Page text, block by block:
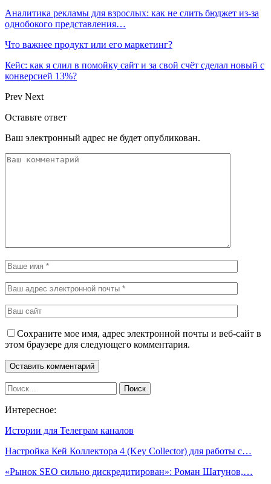
Аналитика рекламы для взрослых: как не слить бюджет из-за
однобокого представления…
Что важнее продукт или его маркетинг?
Кейс: как я слил в помойку сайт и за свой счёт сделал новый с
конверсией 13%?
Prev Next
Оставьте ответ
Ваш электронный адрес не будет опубликован.
Сохраните мое имя, адрес электронной почты и веб-сайт в
этом браузере для следующего комментария.
Интересное:
Истории для Телеграм каналов
Настройка Кей Коллектора 4 (Key Collector) для работы с…
«Рынок SEO сильно дискредитирован»: Роман Шатунов,…